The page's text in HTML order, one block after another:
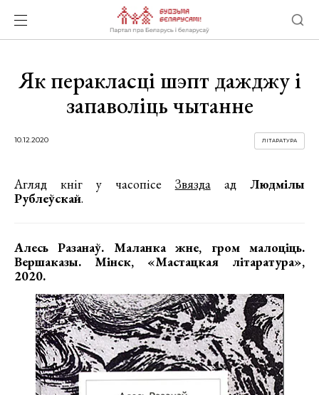
Як перакласці шэпт дажджу і
запаволіць чытанне
10.12.2020 ЛІТАРАТУРА
Агляд кніг у часопісе ЗвяздаадЛюдмілы
Рублеўскай.
Алесь Разанаў. Маланка жне, гром малоціць.
Вершаказы. Мінск, «Мастацкая літаратура»,
2020.